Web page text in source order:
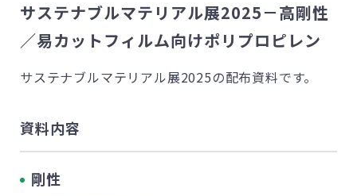
サステナブルマテリアル展2025－高剛性
／易カットフィルム向けポリプロピレン
サステナブルマテリアル展2025の配布資料です。
資料内容
剛性